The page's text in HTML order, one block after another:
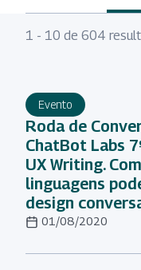
1 - 10 de 604
Evento
Roda de
ChatBot Labs
UX Writing.
linguagens
design
01/08/2020